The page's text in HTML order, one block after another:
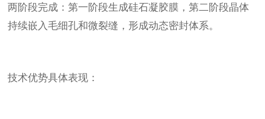
两阶段完成：第一阶段生成硅石凝胶膜，第二阶段晶体
持续嵌入毛细孔和微裂缝，形成动态密封体系。
技术优势具体表现：